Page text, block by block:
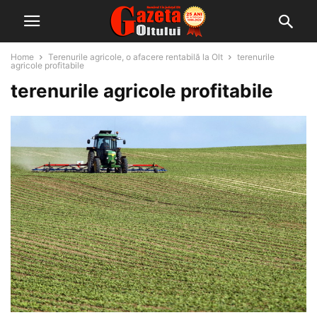
Home Terenurile agricole, o afacere rentabilă la Olt
terenurile
agricole profitabile
terenurile agricole profitabile